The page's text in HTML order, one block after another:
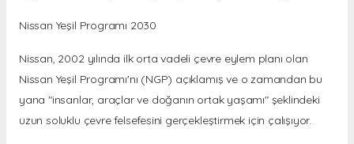
Nissan Yeşil Programı 2030
Nissan, 2002 yılında ilk orta vadeli çevre eylem planı olan
Nissan Yeşil Programı'nı (NGP) açıklamış ve o zamandan bu
yana "insanlar, araçlar ve doğanın ortak yaşamı" şeklindeki
uzun soluklu çevre felsefesini gerçekleştirmek için çalışıyor.